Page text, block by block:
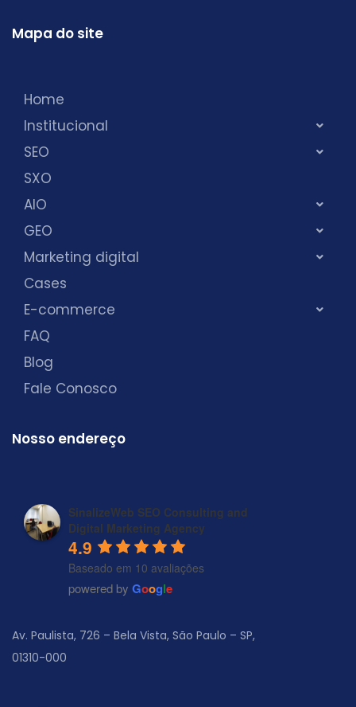
Mapa do site
Home
Institucional
SEO
SXO
AIO
GEO
Marketing digital
Cases
E-commerce
FAQ
Blog
Fale Conosco
Nosso endereço
SinalizeWeb SEO Consulting and
Digital Marketing Agency
4.9
Baseado em 10 avaliações
powered by Google
Av. Paulista, 726 – Bela Vista, São Paulo – SP,
01310-000